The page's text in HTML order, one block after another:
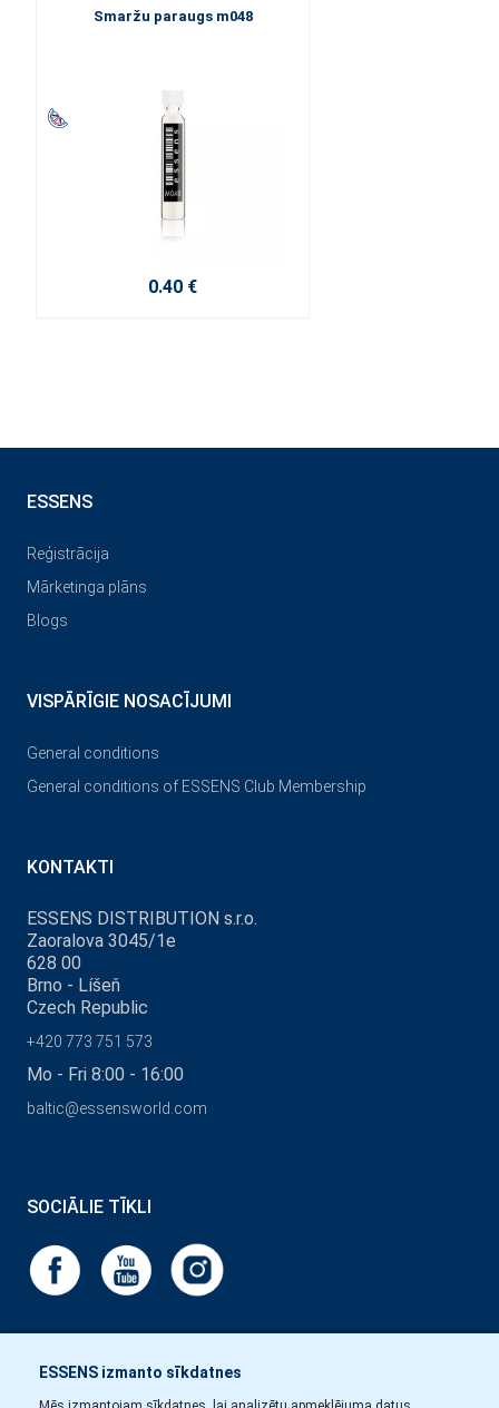
Smaržu paraugs m048
0.40 €
ESSENS izmanto sīkdatnes
ESSENS
Reģistrācija
Mārketinga plāns
Blogs
VISPĀRĪGIE NOSACĪJUMI
General conditions
General conditions of ESSENS Club Membership
KONTAKTI
ESSENS DISTRIBUTION s.r.o.
Zaoralova 3045/1e
628 00
Brno - Líšeň
Czech Republic
+420 773 751 573
Mo - Fri 8:00 - 16:00
baltic@essensworld.com
SOCIĀLIE TĪKLI